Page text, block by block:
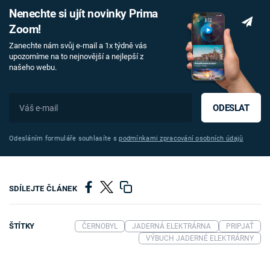
Nenechte si ujít novinky Prima
Zoom!
Zanechte nám svůj e-mail a 1x týdně vás
upozorníme na to nejnovější a nejlepší z
našeho webu.
ODESLAT
Odesláním formuláře souhlasíte spodmínkami zpracování osobních údajů
SDÍLEJTE ČLÁNEK
ŠTÍTKY ČERNOBYL JADERNÁ ELEKTRÁRNA
PRIPJAŤ
VÝBUCH JADERNÉ ELEKTRÁRNY